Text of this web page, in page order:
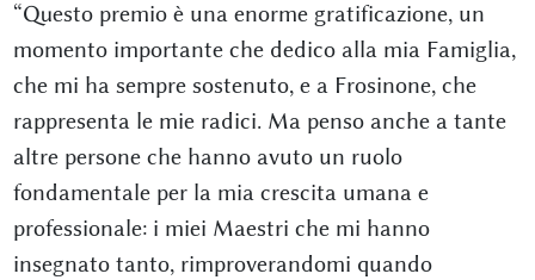
“Questo premio è una enorme gratificazione, un
momento importante che dedico alla mia Famiglia,
che mi ha sempre sostenuto, e a Frosinone, che
rappresenta le mie radici. Ma penso anche a tante
altre persone che hanno avuto un ruolo
fondamentale per la mia crescita umana e
professionale: i miei Maestri che mi hanno
insegnato tanto, rimproverandomi quando